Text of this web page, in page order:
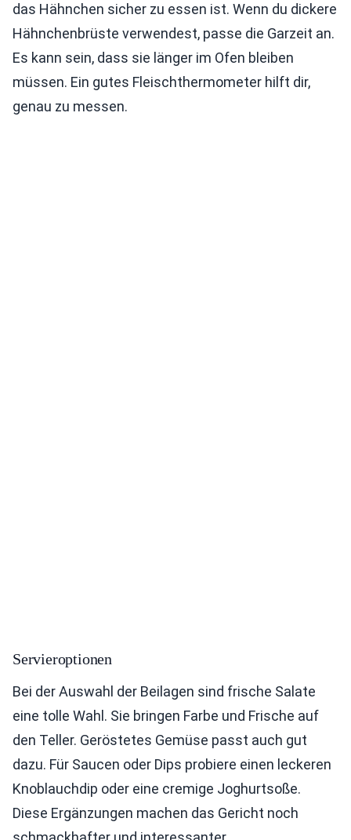
das Hähnchen sicher zu essen ist. Wenn du dickere
Hähnchenbrüste verwendest, passe die Garzeit an.
Es kann sein, dass sie länger im Ofen bleiben
müssen. Ein gutes Fleischthermometer hilft dir,
genau zu messen.
Servieroptionen
Bei der Auswahl der Beilagen sind frische Salate
eine tolle Wahl. Sie bringen Farbe und Frische auf
den Teller. Geröstetes Gemüse passt auch gut
dazu. Für Saucen oder Dips probiere einen leckeren
Knoblauchdip oder eine cremige Joghurtsoße.
Diese Ergänzungen machen das Gericht noch